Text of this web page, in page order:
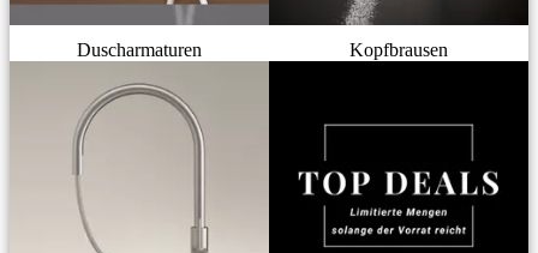
Duscharmaturen Kopfbrausen